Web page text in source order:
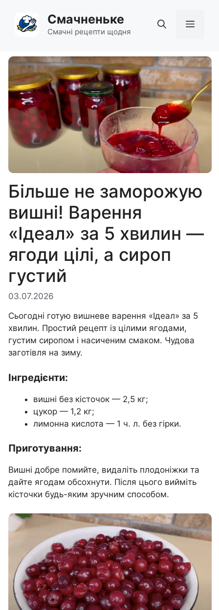
вмісту
Смачненьке
Смачні рецепти щодня
Більше не заморожую
вишні! Варення
«Ідеал» за 5 хвилин —
ягоди цілі, а сироп
густий
03.07.2026
Сьогодні готую вишневе варення «Ідеал» за 5
хвилин. Простий рецепт із цілими ягодами,
густим сиропом і насиченим смаком. Чудова
заготівля на зиму.
Інгредієнти:
вишні без кісточок — 2,5 кг;
цукор — 1,2 кг;
лимонна кислота — 1 ч. л. без гірки.
Приготування:
Вишні добре помийте, видаліть плодоніжки та
дайте ягодам обсохнути. Після цього вийміть
кісточки будь-яким зручним способом.